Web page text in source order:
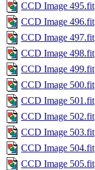
CCD Image 495.fit
CCD Image 496.fit
CCD Image 497.fit
CCD Image 498.fit
CCD Image 499.fit
CCD Image 500.fit
CCD Image 501.fit
CCD Image 502.fit
CCD Image 503.fit
CCD Image 504.fit
CCD Image 505.fit